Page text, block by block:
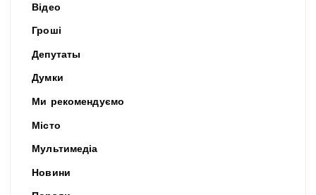
Відео
Гроші
Депутаты
Думки
Ми рекомендуємо
Місто
Мультимедіа
Новини